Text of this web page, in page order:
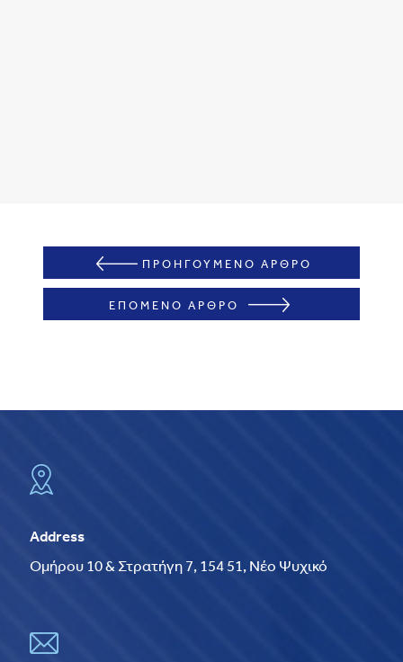
ΠΡΟΗΓΟΥΜΕΝΟ ΑΡΘΡΟ
ΕΠΟΜΕΝΟ ΑΡΘΡΟ
Address
Ομήρου 10 & Στρατήγη 7, 154 51, Νέο Ψυχικό